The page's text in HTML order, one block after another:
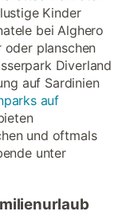
Kinder
bei Alghero
oder planschen
Diverland
auf Sardinien
auf
und oftmals
unter